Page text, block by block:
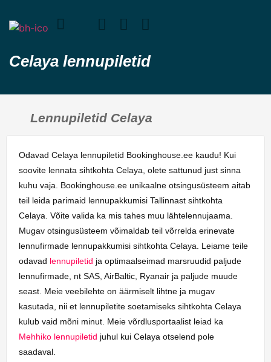
Celaya lennupiletid
Lennupiletid Celaya
Odavad Celaya lennupiletid Bookinghouse.ee kaudu! Kui
soovite lennata sihtkohta Celaya, olete sattunud just sinna
kuhu vaja. Bookinghouse.ee unikaalne otsingusüsteem aitab
teil leida parimaid lennupakkumisi Tallinnast sihtkohta
Celaya. Võite valida ka mis tahes muu lähtelennujaama.
Mugav otsingusüsteem võimaldab teil võrrelda erinevate
lennufirmade lennupakkumisi sihtkohta Celaya. Leiame teile
odavad lennupiletid ja optimaalseimad marsruudid paljude
lennufirmade, nt SAS, AirBaltic, Ryanair ja paljude muude
seast. Meie veebilehte on äärmiselt lihtne ja mugav
kasutada, nii et lennupiletite soetamiseks sihtkohta Celaya
kulub vaid mõni minut. Meie võrdlusportaalist leiad ka
Mehhiko lennupiletid juhul kui Celaya otselend pole
saadaval.